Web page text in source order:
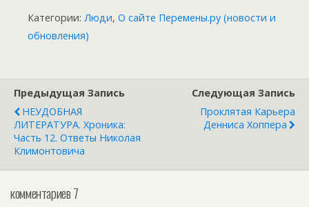
Категории: Люди, О сайте Перемены.ру (новости и
обновления)
Предыдущая Запись
НЕУДОБНАЯ
ЛИТЕРАТУРА. Хроника:
Часть 12. Ответы Николая
Климонтовича
Следующая Запись
Проклятая Карьера
Денниса Хоппера
комментариев 7